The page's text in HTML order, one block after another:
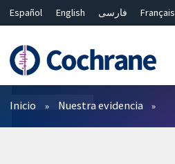
Español English فارسی
Français
Bahasa Malaysia
ไทย 繁體中文
Filtros
Inicio Nuestra evidencia